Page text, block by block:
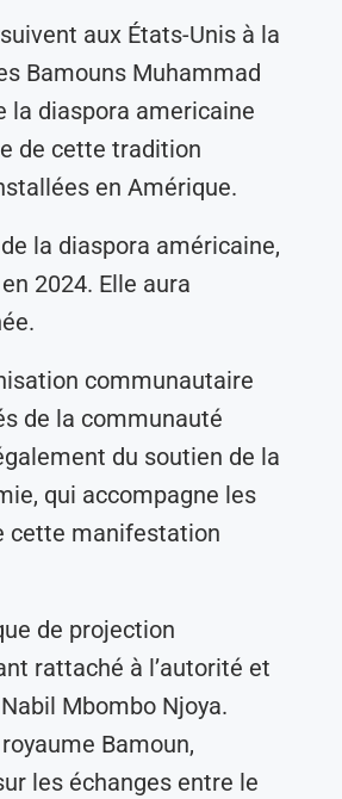
aux États-Unis à la
Bamouns Muhammad
la diaspora americaine
de cette tradition
en Amérique.
la diaspora américaine,
2024. Elle aura
communautaire
de la communauté
du soutien de la
qui accompagne les
cette manifestation
de projection
rattaché à l’autorité et
Mbombo Njoya.
Bamoun,
les échanges entre le